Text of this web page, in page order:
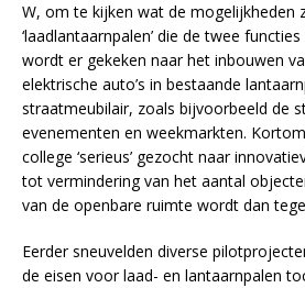
W, om te kijken wat de mogelijkheden
‘laadlantaarnpalen’ die de twee
wordt er gekeken naar het inbouwen
elektrische auto’s in bestaande
straatmeubilair, zoals bijvoorbeeld de
evenementen en weekmarkten.
college ‘serieus’ gezocht naar
tot vermindering van het aantal
van de openbare ruimte wordt dan
Eerder sneuvelden diverse
de eisen voor laad- en lantaarnpalen